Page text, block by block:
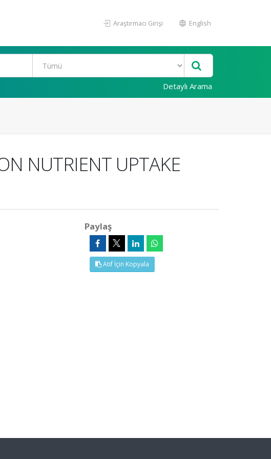
Araştırmacı Girişi English
Detaylı Arama
NUTRIENT UPTAKE
Paylaş
Atıf İçin Kopyala